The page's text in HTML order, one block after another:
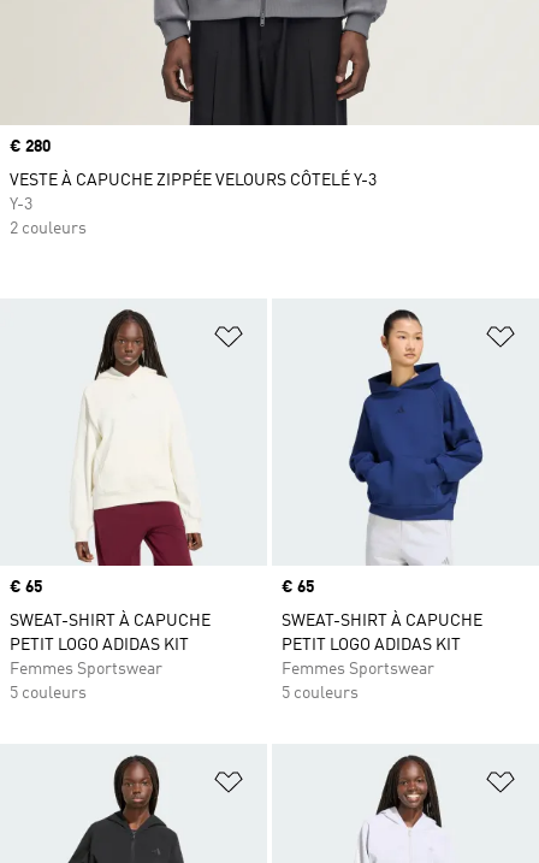
Ajouter à la Liste de produits
Prix
€ 65
SWEAT-SHIRT À CAPUCHE
PETIT LOGO ADIDAS KIT
Femmes Sportswear
5 couleurs
Prix
€ 65
SWEAT-SHIRT À CAPUCHE
PETIT LOGO ADIDAS KIT
Femmes Sportswear
5 couleurs
Ajouter à la Liste de produits
Prix
€ 280
VESTE À CAPUCHE ZIPPÉE VELOURS CÔTELÉ Y-3
Y-3
2 couleurs